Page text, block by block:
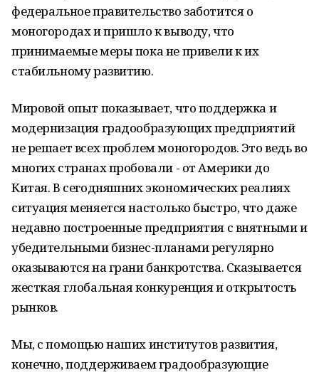
федеральное правительство заботится о
моногородах и пришло к выводу, что
принимаемые меры пока не привели к их
стабильному развитию.
Мировой опыт показывает, что поддержка и
модернизация градообразующих предприятий
не решает всех проблем моногородов. Это ведь во
многих странах пробовали - от Америки до
Китая. В сегодняшних экономических реалиях
ситуация меняется настолько быстро, что даже
недавно построенные предприятия с внятными и
убедительными бизнес-планами регулярно
оказываются на грани банкротства. Сказывается
жесткая глобальная конкуренция и открытость
рынков.
Мы, с помощью наших институтов развития,
конечно, поддерживаем градообразующие